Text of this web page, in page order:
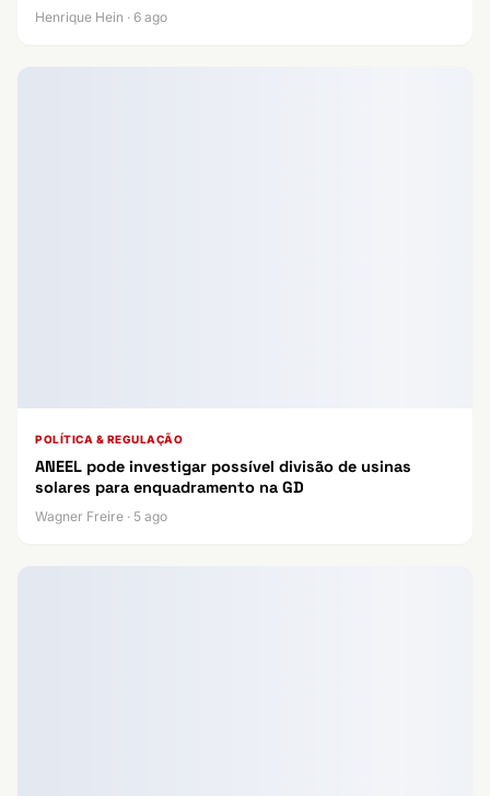
Henrique Hein · 6 ago
POLÍTICA & REGULAÇÃO
ANEEL pode investigar possível divisão de usinas
solares para enquadramento na GD
Wagner Freire · 5 ago